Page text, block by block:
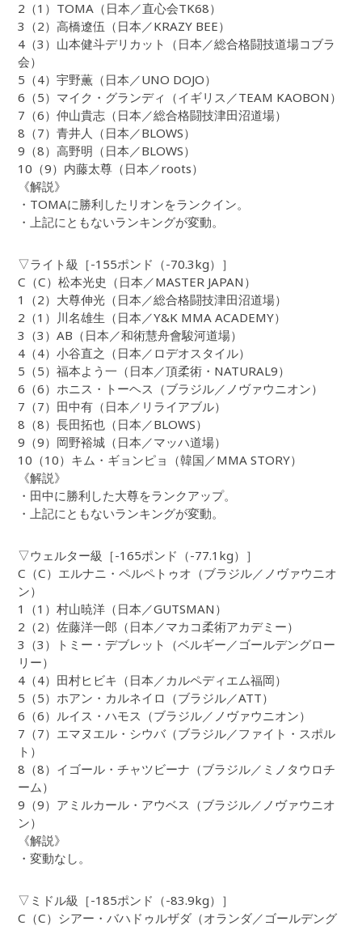
2（1）TOMA（日本／直心会TK68）
3（2）高橋遼伍（日本／KRAZY BEE）
4（3）山本健斗デリカット（日本／総合格闘技道場コブラ
会）
5（4）宇野薫（日本／UNO DOJO）
6（5）マイク・グランディ（イギリス／TEAM KAOBON）
7（6）仲山貴志（日本／総合格闘技津田沼道場）
8（7）青井人（日本／BLOWS）
9（8）高野明（日本／BLOWS）
10（9）内藤太尊（日本／roots）
《解説》
・TOMAに勝利したリオンをランクイン。
・上記にともないランキングが変動。
▽ライト級［-155ポンド（-70.3kg）］
C（C）松本光史（日本／MASTER JAPAN）
1（2）大尊伸光（日本／総合格闘技津田沼道場）
2（1）川名雄生（日本／Y&K MMA ACADEMY）
3（3）AB（日本／和術慧舟會駿河道場）
4（4）小谷直之（日本／ロデオスタイル）
5（5）福本よう一（日本／頂柔術・NATURAL9）
6（6）ホニス・トーヘス（ブラジル／ノヴァウニオン）
7（7）田中有（日本／リライアブル）
8（8）長田拓也（日本／BLOWS）
9（9）岡野裕城（日本／マッハ道場）
10（10）キム・ギョンピョ（韓国／MMA STORY）
《解説》
・田中に勝利した大尊をランクアップ。
・上記にともないランキングが変動。
▽ウェルター級［-165ポンド（-77.1kg）］
C（C）エルナニ・ペルペトゥオ（ブラジル／ノヴァウニオ
ン）
1（1）村山暁洋（日本／GUTSMAN）
2（2）佐藤洋一郎（日本／マカコ柔術アカデミー）
3（3）トミー・デブレット（ベルギー／ゴールデングロー
リー）
4（4）田村ヒビキ（日本／カルペディエム福岡）
5（5）ホアン・カルネイロ（ブラジル／ATT）
6（6）ルイス・ハモス（ブラジル／ノヴァウニオン）
7（7）エマヌエル・シウバ（ブラジル／ファイト・スポル
ト）
8（8）イゴール・チャツビーナ（ブラジル／ミノタウロチ
ーム）
9（9）アミルカール・アウベス（ブラジル／ノヴァウニオ
ン）
《解説》
・変動なし。
▽ミドル級［-185ポンド（-83.9kg）］
C（C）シアー・バハドゥルザダ（オランダ／ゴールデング